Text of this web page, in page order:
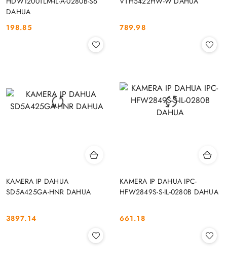
DAHUA
Cena:
198.85 Cena:
789.98
KAMERA IP DAHUA
SD5A425GA-HNR DAHUA
Cena:
3897.14
KAMERA IP DAHUA IPC-
HFW2849S-S-IL-0280B DAHUA
Cena:
661.18